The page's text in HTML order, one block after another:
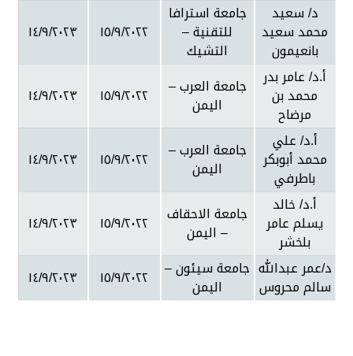
د/ سعيد
محمد سعيد
بانعيمون
جامعة استرافا
للتقنية –
التشيك
١٥/٩/٢٠٢٢
١٤/٩/٢٠٢٣
أ.د/ عامر بدر
محمد بن
مرضاح
جامعة العرب –
اليمن ١٥/٩/٢٠٢٢
١٤/٩/٢٠٢٣
أ.د/ علي
محمد أبوبكر
باطرفي
جامعة العرب –
اليمن ١٥/٩/٢٠٢٢
١٤/٩/٢٠٢٣
أ.د/ خالد
يسلم عامر
بلخشر
جامعة الاحقاف
– اليمن ١٥/٩/٢٠٢٢
١٤/٩/٢٠٢٣
د/عمر عبدالله
سالم محروس
جامعة سيئون –
اليمن ١٥/٩/٢٠٢٢ ١٤/٩/٢٠٢٣